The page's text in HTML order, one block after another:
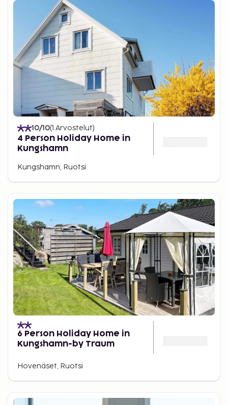
10/10(1 Arvostelut)
4 Person Holiday Home in
Kungshamn
Kungshamn, Ruotsi
6 Person Holiday Home in
Kungshamn-by Traum
Hovenäset, Ruotsi